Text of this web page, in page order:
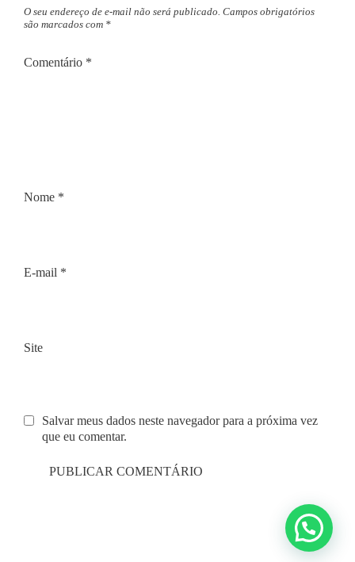
O seu endereço de e-mail não será publicado. Campos obrigatórios
são marcados com *
Comentário *
Nome *
E-mail *
Site
Salvar meus dados neste navegador para a próxima vez
que eu comentar.